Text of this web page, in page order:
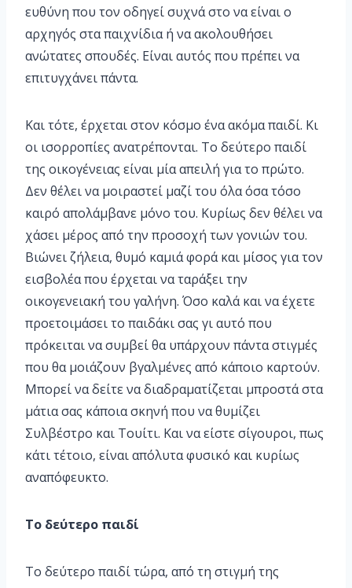
ευθύνη που τον οδηγεί συχνά στο να είναι ο
αρχηγός στα παιχνίδια ή να ακολουθήσει
ανώτατες σπουδές. Είναι αυτός που πρέπει να
επιτυγχάνει πάντα.
Και τότε, έρχεται στον κόσμο ένα ακόμα παιδί. Κι
οι ισορροπίες ανατρέπονται. Το δεύτερο παιδί
της οικογένειας είναι μία απειλή για το πρώτο.
Δεν θέλει να μοιραστεί μαζί του όλα όσα τόσο
καιρό απολάμβανε μόνο του. Κυρίως δεν θέλει να
χάσει μέρος από την προσοχή των γονιών του.
Βιώνει ζήλεια, θυμό καμιά φορά και μίσος για τον
εισβολέα που έρχεται να ταράξει την
οικογενειακή του γαλήνη. Όσο καλά και να έχετε
προετοιμάσει το παιδάκι σας γι αυτό που
πρόκειται να συμβεί θα υπάρχουν πάντα στιγμές
που θα μοιάζουν βγαλμένες από κάποιο καρτούν.
Μπορεί να δείτε να διαδραματίζεται μπροστά στα
μάτια σας κάποια σκηνή που να θυμίζει
Συλβέστρο και Τουίτι. Και να είστε σίγουροι, πως
κάτι τέτοιο, είναι απόλυτα φυσικό και κυρίως
αναπόφευκτο.
Το δεύτερο παιδί
Το δεύτερο παιδί τώρα, από τη στιγμή της